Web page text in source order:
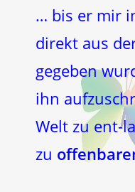
… bis er mir
direkt aus
gegeben
ihn
Welt zu ent-
zu